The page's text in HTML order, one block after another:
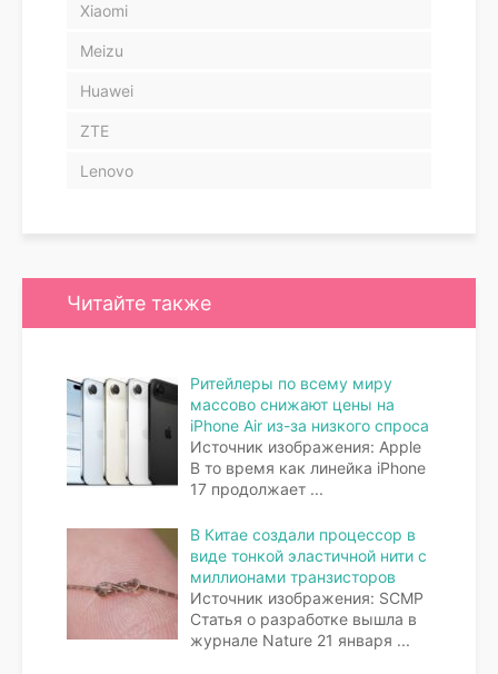
Xiaomi
Meizu
Huawei
ZTE
Lenovo
Читайте также
Ритейлеры по всему миру
массово снижают цены на
iPhone Air из-за низкого спроса
Источник изображения: Apple
В то время как линейка iPhone
17 продолжает ...
В Китае создали процессор в
виде тонкой эластичной нити с
миллионами транзисторов
Источник изображения: SCMP
Статья о разработке вышла в
журнале Nature 21 января ...